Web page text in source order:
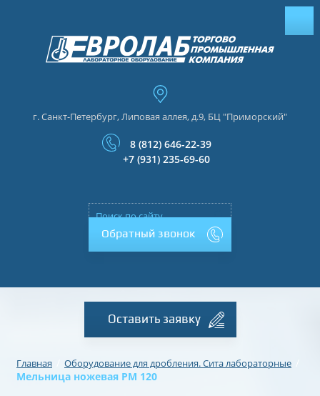
г. Санкт-Петербург, Липовая аллея, д.9, БЦ "Приморский"
8 (812) 646-22-39
+7 (931) 235-69-60
Обратный звонок
Оставить заявку
Главная Оборудование для дробления. Сита лабораторные
Мельница ножевая РМ 120